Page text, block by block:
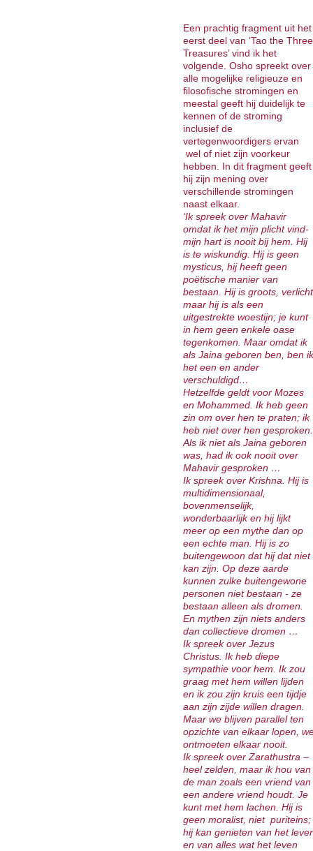
Een prachtig fragment uit het
eerst deel van ‘Tao the Three
Treasures’ vind ik het
volgende. Osho spreekt over
alle mogelijke religieuze en
filosofische stromingen en
meestal geeft hij duidelijk te
kennen of de stroming
inclusief de
vertegenwoordigers ervan
wel of niet zijn voorkeur
hebben. In dit fragment geeft
hij zijn mening over
verschillende stromingen
naast elkaar.
‘Ik spreek over Mahavir
omdat ik het mijn plicht vind-
mijn hart is nooit bij hem. Hij
is te wiskundig. Hij is geen
mysticus, hij heeft geen
poëtische manier van
bestaan. Hij is groots,
maar hij is als een
uitgestrekte woestijn; je kunt
in hem geen enkele oase
tegenkomen. Maar omdat ik
als Jaina geboren ben, ben ik
het een en ander
verschuldigd…
Hetzelfde geldt voor Mozes
en Mohammed. Ik heb geen
zin om over hen te praten; ik
heb niet over hen gesproken.
Als ik niet als Jaina geboren
was, had ik ook nooit over
Mahavir gesproken …
Ik spreek over Krishna. Hij is
multidimensionaal,
bovenmenselijk,
wonderbaarlijk en hij lijkt
meer op een mythe dan op
een echte man. Hij is zo
buitengewoon dat hij dat niet
kan zijn. Op deze aarde
kunnen zulke buitengewone
personen niet bestaan ​​- ze
bestaan ​​alleen als dromen.
En mythen zijn niets anders
dan collectieve dromen …
Ik spreek over Jezus
Christus. Ik heb diepe
sympathie voor hem. Ik zou
graag met hem willen lijden
en ik zou zijn kruis een tijdje
aan zijn zijde willen dragen.
Maar we blijven parallel ten
opzichte van elkaar lopen,
ontmoeten elkaar nooit.
Ik spreek over Zarathustra –
heel zelden, maar ik hou van
de man zoals een vriend van
een andere vriend houdt. Je
kunt met hem lachen. Hij is
geen moralist, niet puriteins;
hij kan genieten van het
en van alles wat het leven